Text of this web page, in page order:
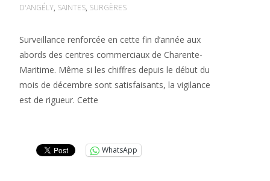
D'ANGÉLY, SAINTES, SURGÈRES
Surveillance renforcée en cette fin d’année aux
abords des centres commerciaux de Charente-
Maritime. Même si les chiffres depuis le début du
mois de décembre sont satisfaisants, la vigilance
est de rigueur. Cette
WhatsApp